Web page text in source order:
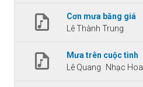
Cơn mưa băng giá
Lê Thành Trung
Mưa trên cuộc tình
Lê Quang
Nhạc Hoa